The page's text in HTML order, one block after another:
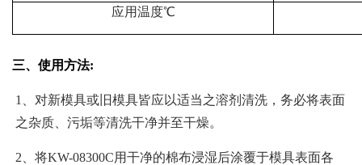
应用温度℃
三、使用方法:
1、对新模具或旧模具皆应以适当之溶剂清洗，务必将表面
之杂质、污垢等清洗干净并至干燥。
2、将KW-08300C用干净的棉布浸湿后涂覆于模具表面各